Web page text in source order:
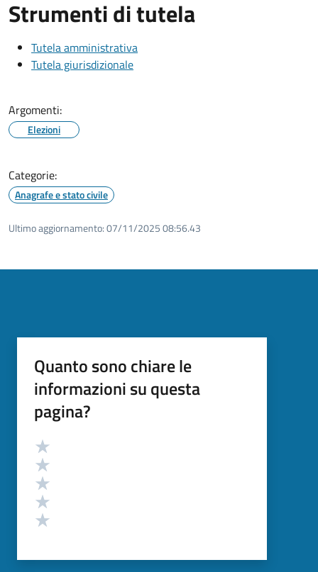
Strumenti di tutela
Tutela amministrativa
Tutela giurisdizionale
Argomenti:
Elezioni
Categorie:
Anagrafe e stato civile
Ultimo aggiornamento:07/11/2025 08:56.43
Quanto sono chiare le
informazioni su questa
pagina?
Valutazione